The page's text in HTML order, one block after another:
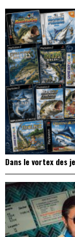
Dans le vortex des